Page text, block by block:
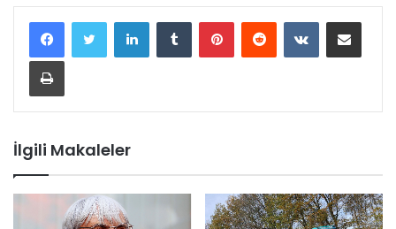
İlgili Makaleler